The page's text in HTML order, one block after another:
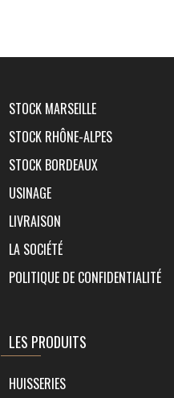
STOCK MARSEILLE
STOCK RHÔNE-ALPES
STOCK BORDEAUX
USINAGE
LIVRAISON
LA SOCIÉTÉ
POLITIQUE DE CONFIDENTIALITÉ
LES PRODUITS
HUISSERIES